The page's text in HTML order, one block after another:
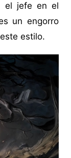
el jefe en el
un engorro
estilo.